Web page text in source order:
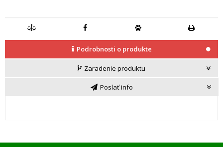
Podrobnosti o produkte
Zaradenie produktu
Poslať info